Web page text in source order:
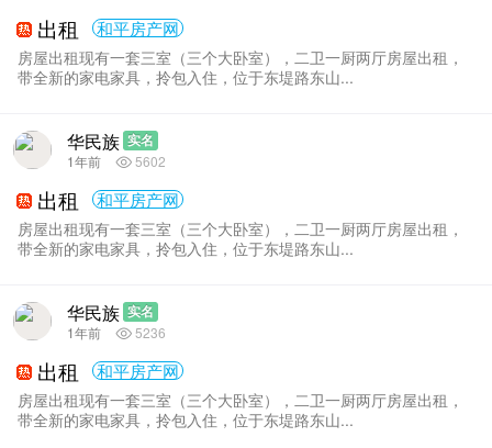
出租 和平房产网
房屋出租现有一套三室（三个大卧室），二卫一厨两厅房屋出租，
带全新的家电家具，拎包入住，位于东堤路东山...
实名
华民族
1年前 5602
出租 和平房产网
房屋出租现有一套三室（三个大卧室），二卫一厨两厅房屋出租，
带全新的家电家具，拎包入住，位于东堤路东山...
实名
华民族
1年前 5236
出租 和平房产网
房屋出租现有一套三室（三个大卧室），二卫一厨两厅房屋出租，
带全新的家电家具，拎包入住，位于东堤路东山...